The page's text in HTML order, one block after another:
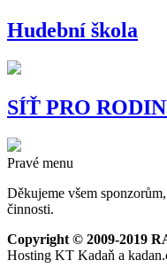
Hudební škola
SÍŤ PRO
Pravé menu
Děkujeme všem
činnosti.
Copyright © 2009-2019
Hosting KT Kadaň a